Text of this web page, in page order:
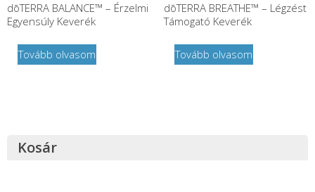
dōTERRA BALANCE™ – Érzelmi
Egyensúly Keverék
Tovább olvasom
dōTERRA BREATHE™ – Légzést
Támogató Keverék
Tovább olvasom
Kosár